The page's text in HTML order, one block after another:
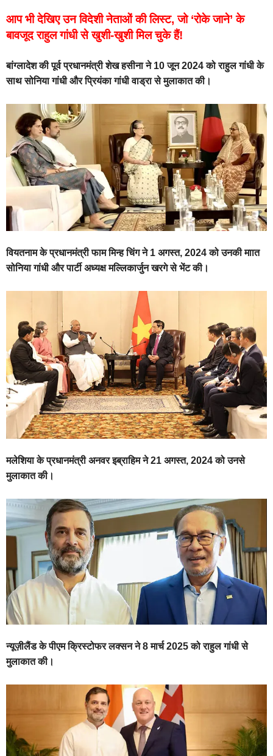
आप भी देखिए उन विदेशी नेताओं की लिस्ट, जो ‘रोके जाने’ के
बावजूद राहुल गांधी से खुशी-खुशी मिल चुके हैं!
बांग्लादेश की पूर्व प्रधानमंत्री शेख हसीना ने 10 जून 2024 को राहुल गांधी के
साथ सोनिया गांधी और प्रियंका गांधी वाड्रा से मुलाकात की।
वियतनाम के प्रधानमंत्री फाम मिन्ह चिंग ने 1 अगस्त, 2024 को उनकी माात
सोनिया गांधी और पार्टी अध्यक्ष मल्लिकार्जुन खरगे से भेंट की।
मलेशिया के प्रधानमंत्री अनवर इब्राहिम ने 21 अगस्त, 2024 को उनसे
मुलाकात की।
न्यूज़ीलैंड के पीएम क्रिस्टोफर लक्सन ने 8 मार्च 2025 को राहुल गांधी से
मुलाकात की।